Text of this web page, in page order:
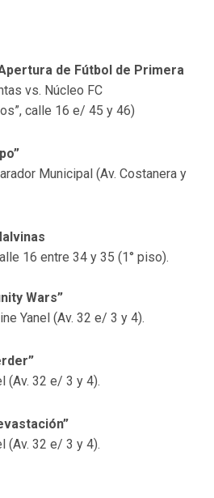
de Fútbol de Primera
vs. Núcleo FC
calle 16 e/ 45 y 46)
Municipal (Av. Costanera y
16 entre 34 y 35 (1° piso).
Wars”
Yanel (Av. 32 e/ 3 y 4).
(Av. 32 e/ 3 y 4).
(Av. 32 e/ 3 y 4).